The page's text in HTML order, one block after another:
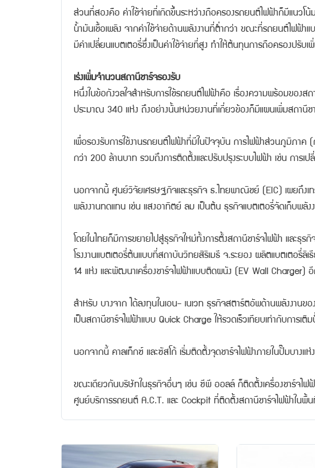
ส่วนที่สองคือ ค่าใช้จ่ายที่เกิดขึ้นระหว่างถือครองรถยนต์ไฟฟ้าก็มีแนวโ
น้ำมันเชื้อเพลิง จากค่าใช้จ่ายด้านพลังงานที่ต่ำกว่า ขณะที่รถยนต์ไฟฟ้า
มีค่าเปลี่ยนแบตเตอรี่ซึ่งเป็นค่าใช้จ่ายที่สูง ทำให้ต้นทุนการถือครองปรั
เร่งเพิ่มจำนวนสถานีชาร์จรองรับ
หนึ่งในข้อกังวลใจสำหรับการใช้รถยนต์ไฟฟ้าคือ เรื่องความพร้อมของ
ประมาณ 340 แห่ง ถึงอย่างนั้นหน่วยงานที่เกี่ยวข้องก็มีแผนเพิ่มสถานีช
เพื่อรองรับการใช้งานรถยนต์ไฟฟ้าที่มีในปัจจุบัน การไฟฟ้าส่วนภูมิภ
กว่า 200 ล้านบาท รวมถึงการติดตั้งและปรับปรุงระบบไฟฟ้า เช่น การเ
นอกจากนี้ ศูนย์วิจัยเศรษฐกิจและธุรกิจ ธ.ไทยพาณิชย์ (EIC) เผยถึงเ
พลังงานทดแทน เช่น แสงอาทิตย์ ลม เป็นต้น ธุรกิจแบตเตอรี่จัดเก็บพ
โดยในไทยก็มีการขยายไปสู่ธุรกิจใหม่ทั้งการตั้งสถานีชาร์จไฟฟ้า และธุ
โรงงานแบตเตอรี่ต้นแบบที่สถาบันวิทยสิริเมธี จ.ระยอง ผลิตแบตเตอรี่ลิ
14 แห่ง และพัฒนาเครื่องชาร์จไฟฟ้าแบบติดผนัง (EV Wall Charger)
สำหรับ บางจาก ได้ลงทุนในเอน- เนเวท ธุรกิจสตาร์ตอัพด้านพลังงาน
เป็นสถานีชาร์จไฟฟ้าแบบ Quick Charge ให้รวดเร็วเทียบเท่ากับการเติ
นอกจากนี้ คาลเท็กซ์ และซัสโก้ เริ่มติดตั้งจุดชาร์จไฟฟ้าภายในปั๊มบาง
ขณะเดียวกันบริษัทในธุรกิจอื่นๆ เช่น ซีพี ออลล์ ก็ติดตั้งเครื่องชาร์จไฟ
ศูนย์บริการรถยนต์ A.C.T. และ Cockpit ที่ติดตั้งสถานีชาร์จไฟฟ้าในพื้